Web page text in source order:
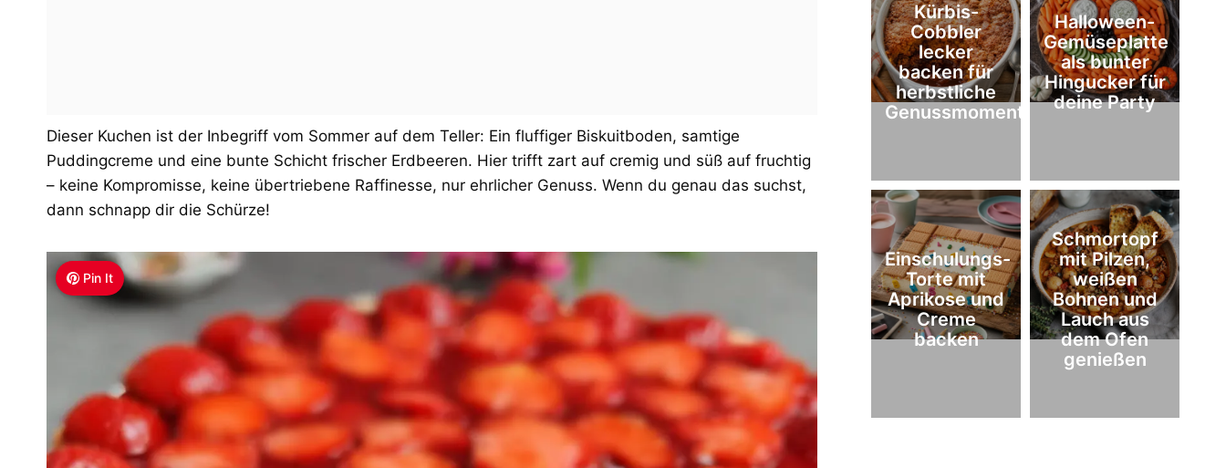
Dieser Kuchen ist der Inbegriff vom Sommer auf dem Teller: Ein fluffiger Biskuitboden, samtige
Puddingcreme und eine bunte Schicht frischer Erdbeeren. Hier trifft zart auf cremig und süß auf fruchtig
– keine Kompromisse, keine übertriebene Raffinesse, nur ehrlicher Genuss. Wenn du genau das suchst,
dann schnapp dir die Schürze!
Pin It
Kürbis-
Cobbler
lecker
backen für
herbstliche
Genussmomente
Halloween-
Gemüseplatte
als bunter
Hingucker für
deine Party
Einschulungs-
Torte mit
Aprikose und
Creme
backen
Schmortopf
mit Pilzen,
weißen
Bohnen und
Lauch aus
dem Ofen
genießen